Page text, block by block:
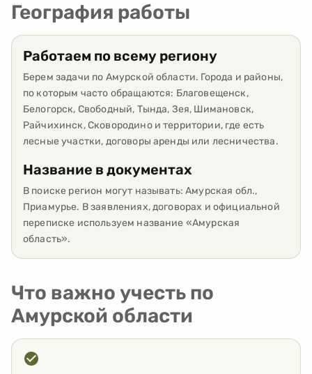
География работы
Работаем по всему региону
Берем задачи по Амурской области. Города и районы,
по которым часто обращаются: Благовещенск,
Белогорск, Свободный, Тында, Зея, Шимановск,
Райчихинск, Сковородино и территории, где есть
лесные участки, договоры аренды или лесничества.
Название в документах
В поиске регион могут называть: Амурская обл.,
Приамурье. В заявлениях, договорах и официальной
переписке используем название «Амурская
область».
Что важно учесть по
Амурской области